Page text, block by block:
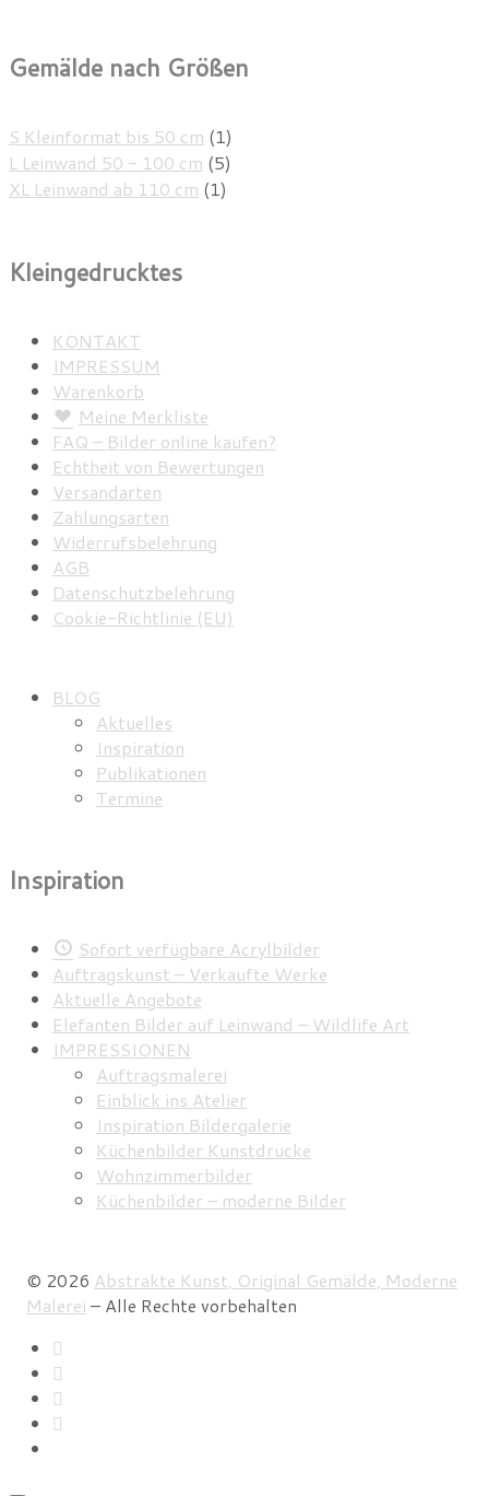
Gemälde nach Größen
S Kleinformat bis 50 cm (1)
L Leinwand 50 - 100 cm (5)
XL Leinwand ab 110 cm (1)
Kleingedrucktes
KONTAKT
IMPRESSUM
Warenkorb
Meine Merkliste
FAQ – Bilder online kaufen?
Echtheit von Bewertungen
Versandarten
Zahlungsarten
Widerrufsbelehrung
AGB
Datenschutzbelehrung
Cookie-Richtlinie (EU)
BLOG
Aktuelles
Inspiration
Publikationen
Termine
Inspiration
Sofort verfügbare Acrylbilder
Auftragskunst – Verkaufte Werke
Aktuelle Angebote
Elefanten Bilder auf Leinwand – Wildlife Art
IMPRESSIONEN
Auftragsmalerei
Einblick ins Atelier
Inspiration Bildergalerie
Küchenbilder Kunstdrucke
Wohnzimmerbilder
Küchenbilder – moderne Bilder
© 2026 Abstrakte Kunst, Original Gemälde, Moderne
Malerei – Alle Rechte vorbehalten